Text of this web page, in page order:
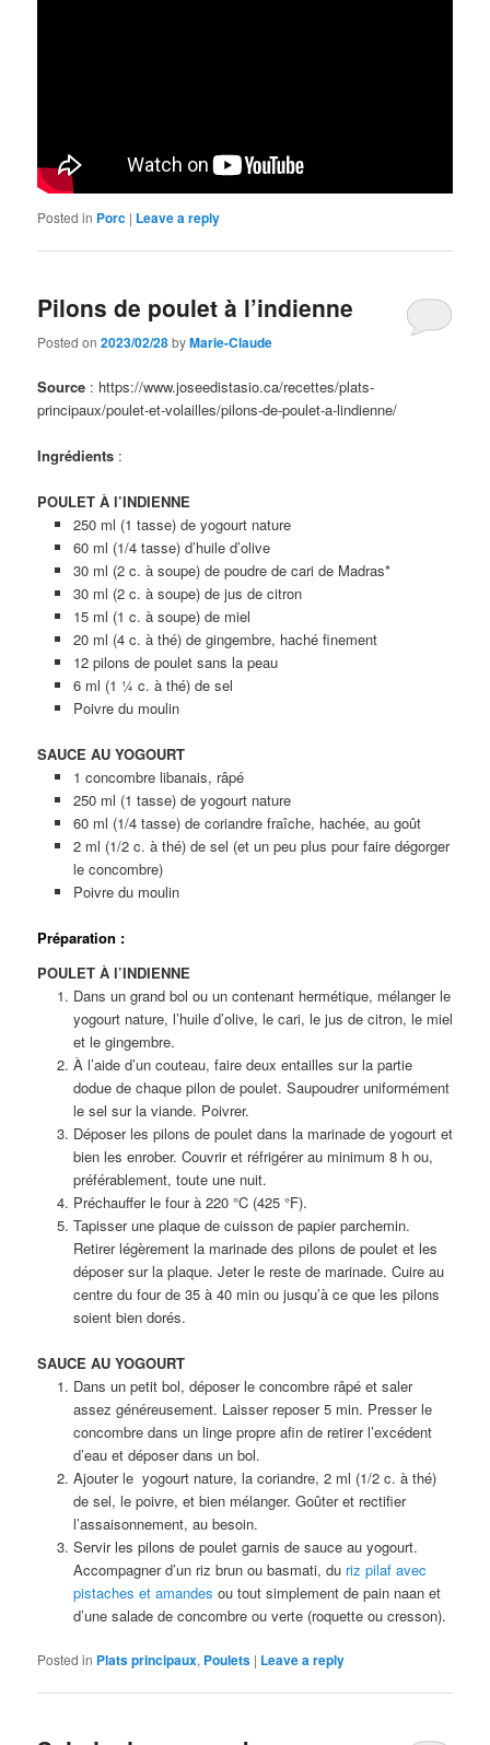
Posted in Porc | Leave a reply
Pilons de poulet à l’indienne
Posted on2023/02/28byMarie-Claude
Source : https://www.joseedistasio.ca/recettes/plats-
principaux/poulet-et-volailles/pilons-de-poulet-a-lindienne/
Ingrédients :
POULET À l’INDIENNE
250 ml (1 tasse) de yogourt nature
60 ml (1/4 tasse) d’huile d’olive
30 ml (2 c. à soupe) de poudre de cari de Madras*
30 ml (2 c. à soupe) de jus de citron
15 ml (1 c. à soupe) de miel
20 ml (4 c. à thé) de gingembre, haché finement
12 pilons de poulet sans la peau
6 ml (1 ¼ c. à thé) de sel
Poivre du moulin
SAUCE AU YOGOURT
1 concombre libanais, râpé
250 ml (1 tasse) de yogourt nature
60 ml (1/4 tasse) de coriandre fraîche, hachée, au goût
2 ml (1/2 c. à thé) de sel (et un peu plus pour faire dégorger
le concombre)
Poivre du moulin
Préparation :
POULET À l’INDIENNE
Dans un grand bol ou un contenant hermétique, mélanger le
yogourt nature, l’huile d’olive, le cari, le jus de citron, le miel
et le gingembre.
À l’aide d’un couteau, faire deux entailles sur la partie
dodue de chaque pilon de poulet. Saupoudrer uniformément
le sel sur la viande. Poivrer.
Déposer les pilons de poulet dans la marinade de yogourt et
bien les enrober. Couvrir et réfrigérer au minimum 8 h ou,
préférablement, toute une nuit.
Préchauffer le four à 220 °C (425 °F).
Tapisser une plaque de cuisson de papier parchemin.
Retirer légèrement la marinade des pilons de poulet et les
déposer sur la plaque. Jeter le reste de marinade. Cuire au
centre du four de 35 à 40 min ou jusqu’à ce que les pilons
soient bien dorés.
SAUCE AU YOGOURT
Dans un petit bol, déposer le concombre râpé et saler
assez généreusement. Laisser reposer 5 min. Presser le
concombre dans un linge propre afin de retirer l’excédent
d’eau et déposer dans un bol.
Ajouter le yogourt nature, la coriandre, 2 ml (1/2 c. à thé)
de sel, le poivre, et bien mélanger. Goûter et rectifier
l’assaisonnement, au besoin.
Servir les pilons de poulet garnis de sauce au yogourt.
Accompagner d’un riz brun ou basmati, du riz pilaf avec
pistaches et amandes ou tout simplement de pain naan et
d’une salade de concombre ou verte (roquette ou cresson).
Posted in Plats principaux, Poulets | Leave a reply